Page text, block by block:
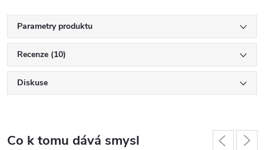
Parametry produktu
Recenze (10)
Diskuse
Co k tomu dává smysl